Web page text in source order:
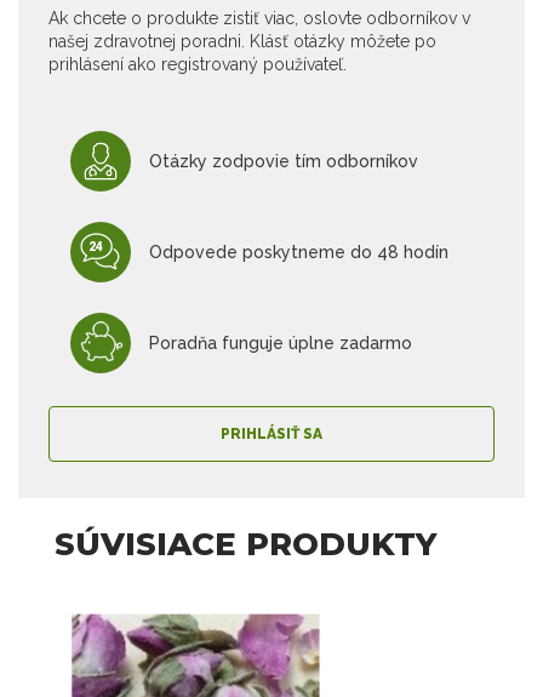
Ak chcete o produkte zistiť viac, oslovte odborníkov v
našej zdravotnej poradni. Klásť otázky môžete po
prihlásení ako registrovaný používateľ.
Otázky zodpovie tím odborníkov
Odpovede poskytneme do 48 hodín
Poradňa funguje úplne zadarmo
PRIHLÁSIŤ SA
SÚVISIACE PRODUKTY